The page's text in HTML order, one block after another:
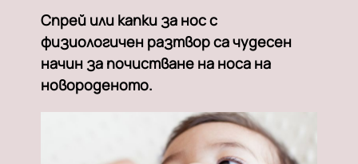
Спрей или капки за нос с
физиологичен разтвор са чудесен
начин за почистване на носа на
новороденото.